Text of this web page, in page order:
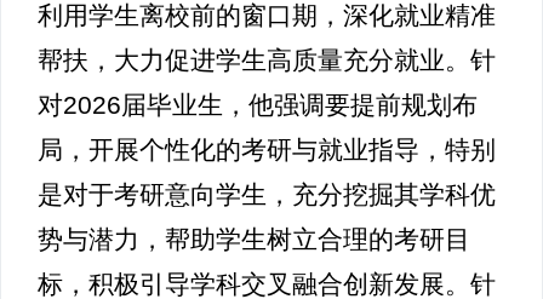
利用学生离校前的窗口期，深化就业精准
帮扶，大力促进学生高质量充分就业。针
对2026届毕业生，他强调要提前规划布
局，开展个性化的考研与就业指导，特别
是对于考研意向学生，充分挖掘其学科优
势与潜力，帮助学生树立合理的考研目
标，积极引导学科交叉融合创新发展。针